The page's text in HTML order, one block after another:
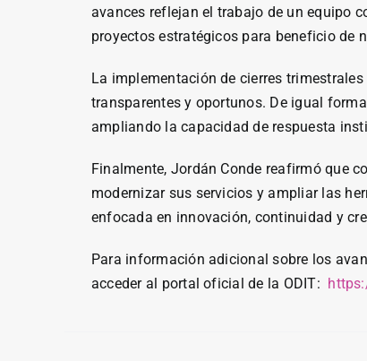
avances reflejan el trabajo de un equipo
proyectos estratégicos para beneficio de
La implementación de cierres
transparentes y oportunos. De igual
ampliando la capacidad de respuesta
Finalmente, Jordán Conde reafirmó que
modernizar sus servicios y ampliar las
enfocada en innovación, continuidad y
Para información adicional sobre los
acceder al portal oficial de la ODIT: